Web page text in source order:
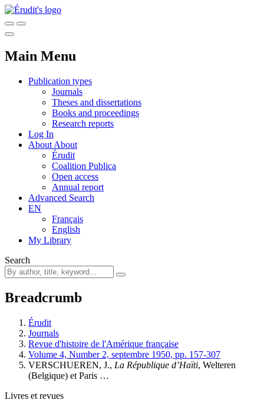
Main Menu
Publication types
Journals
Theses and dissertations
Books and proceedings
Research reports
Log In
About About
Érudit
Coalition Publica
Open access
Annual report
Advanced Search
EN
Français
English
My Library
Search
Breadcrumb
Érudit
Journals
Revue d'histoire de l'Amérique française
Volume 4, Number 2, septembre 1950, pp. 157-307
VERSCHUEREN, J., La République d’Haïti, Welteren
(Belgique) et Paris …
Livres et revues